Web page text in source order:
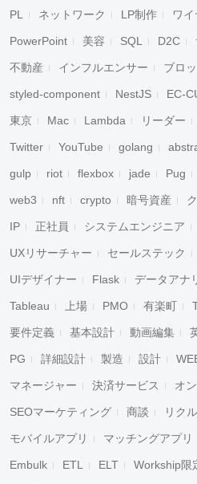
PL ネットワーク LP制作 ワ
PowerPoint 美容 SQL D2C
不動産 インフルエンサー ブロ
styled-component NestJS EC-
東京 Mac Lambda リーダー
Twitter YouTube golang
gulp riot flexbox jade Pug
web3 nft crypto 暗号資産
IP 正社員 システムエンジニア
UXリサーチャー セールステック
UIデザイナー Flask データアナ
Tableau 上場 PMO 有楽町
要件定義 基本設計 動画編集
PG 詳細設計 製造 設計
マネージャー 決済サービス オ
SEOマーケティング 商談 リク
モバイルアプリ マッチングアプリ
Embulk ETL ELT Workship限